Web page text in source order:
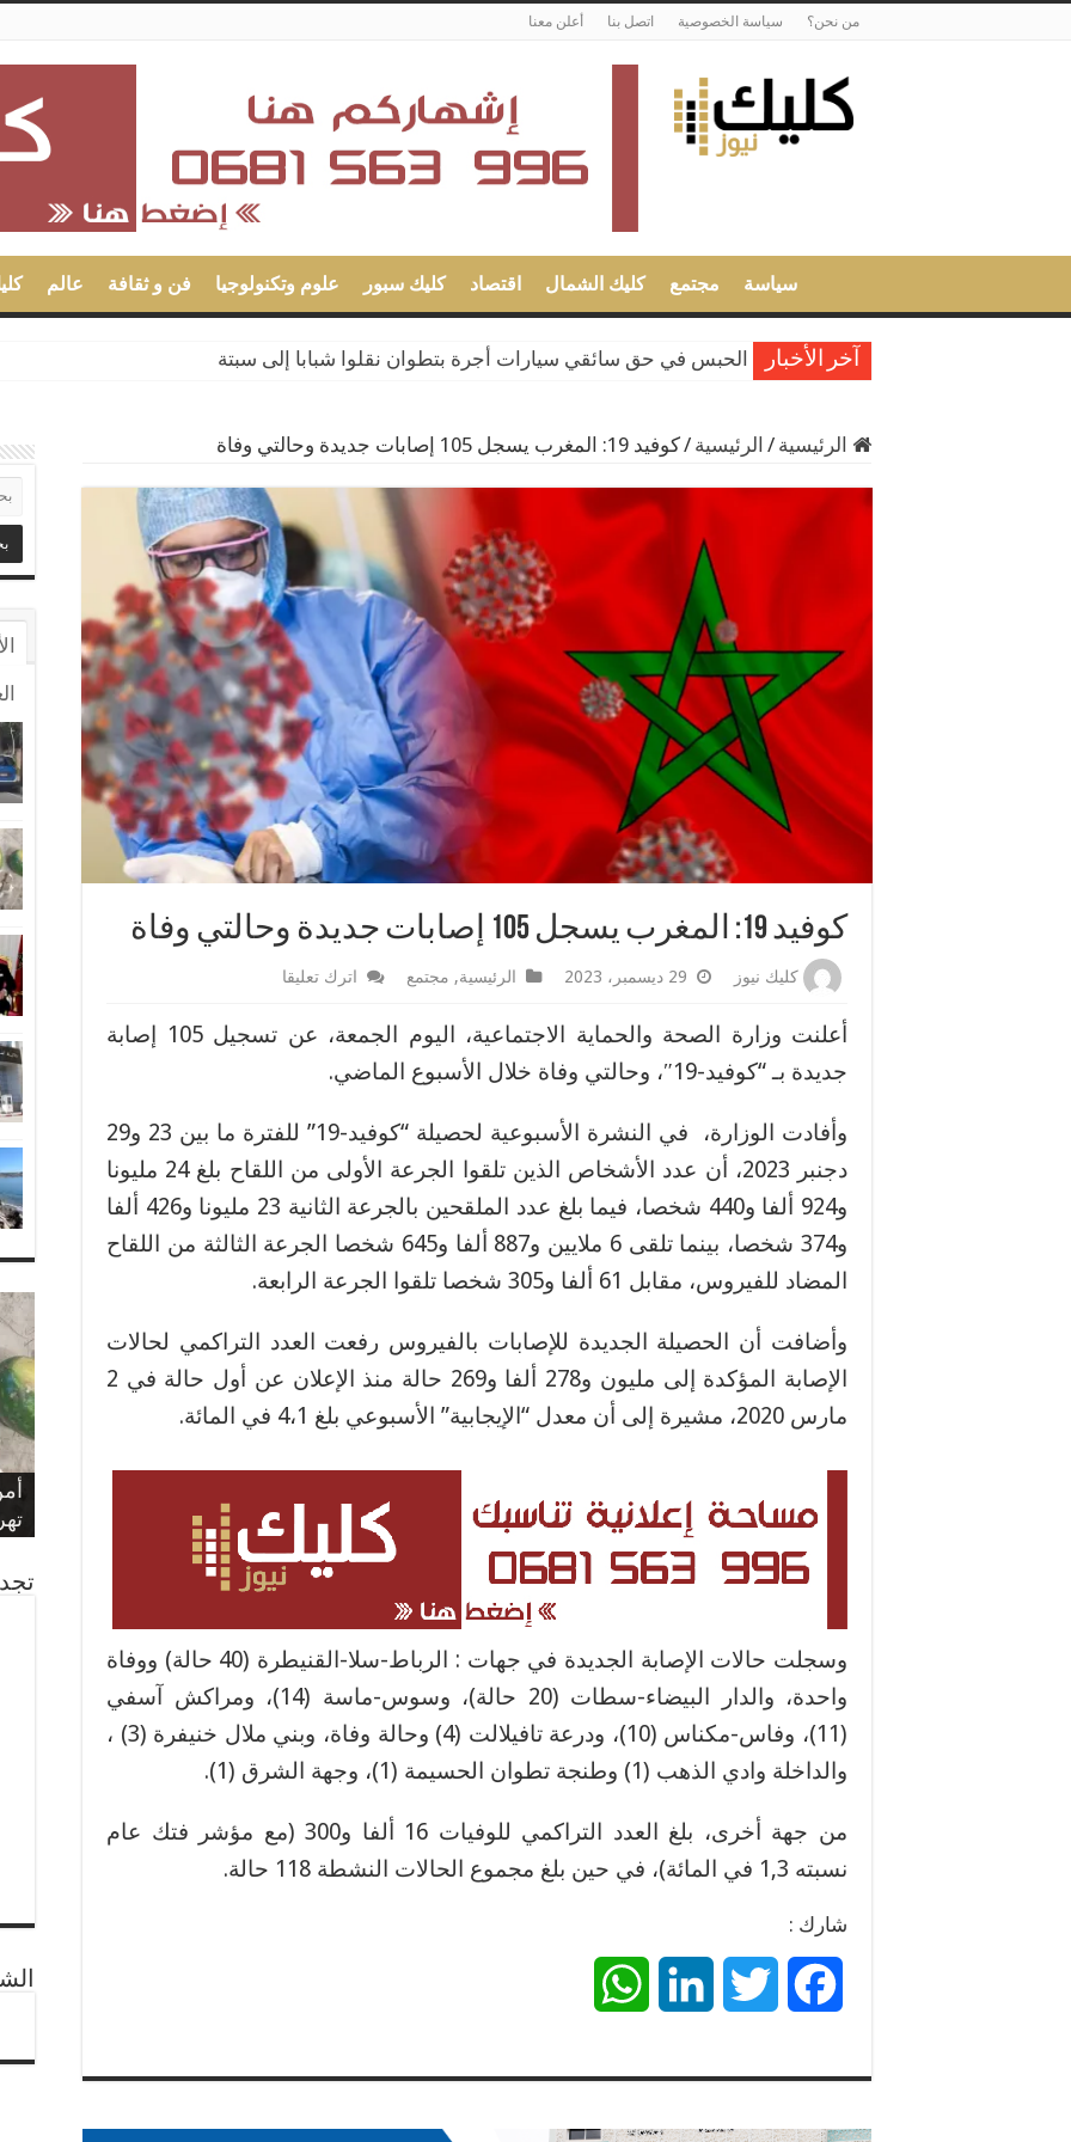
من نحن؟ سياسة الخصوصية اتصل بنا أعلن معنا
سياسة مجتمع كليك الشمال اقتصاد كليك سبور علوم وتكنولوجيا فن و ثقافة عالم
آخر الأخبار الحبس في حق سائقي سيارات أجرة بتطوان نقلوا شبابا إلى سبتة
الرئيسية / الرئيسية /كوفيد 19: المغرب يسجل 105 إصابات جديدة وحالتي وفاة
كوفيد 19: المغرب يسجل 105 إصابات جديدة وحالتي وفاة
كليك نيوز 29 ديسمبر، 2023 الرئيسية, مجتمع اترك تعليقا
أعلنت وزارة الصحة والحماية الاجتماعية، اليوم الجمعة، عن تسجيل 105 إصابة
جديدة بـ “كوفيد-19″، وحالتي وفاة خلال الأسبوع الماضي.
وأفادت الوزارة، في النشرة الأسبوعية لحصيلة “كوفيد-19” للفترة ما بين 23 و29
دجنبر 2023، أن عدد الأشخاص الذين تلقوا الجرعة الأولى من اللقاح بلغ 24 مليونا
و924 ألفا و440 شخصا، فيما بلغ عدد الملقحين بالجرعة الثانية 23 مليونا و426 ألفا
و374 شخصا، بينما تلقى 6 ملايين و887 ألفا و645 شخصا الجرعة الثالثة من اللقاح
المضاد للفيروس، مقابل 61 ألفا و305 شخصا تلقوا الجرعة الرابعة.
وأضافت أن الحصيلة الجديدة للإصابات بالفيروس رفعت العدد التراكمي لحالات
الإصابة المؤكدة إلى مليون و278 ألفا و269 حالة منذ الإعلان عن أول حالة في 2
مارس 2020، مشيرة إلى أن معدل “الإيجابية” الأسبوعي بلغ 4،1 في المائة.
وسجلت حالات الإصابة الجديدة في جهات : الرباط-سلا-القنيطرة (40 حالة) ووفاة
واحدة، والدار البيضاء-سطات (20 حالة)، وسوس-ماسة (14)، ومراكش آسفي
(11)، وفاس-مكناس (10)، ودرعة تافيلالت (4) وحالة وفاة، وبني ملال خنيفرة (3) ،
والداخلة وادي الذهب (1) وطنجة تطوان الحسيمة (1)، وجهة الشرق (1).
من جهة أخرى، بلغ العدد التراكمي للوفيات 16 ألفا و300 (مع مؤشر فتك عام
نسبته 1,3 في المائة)، في حين بلغ مجموع الحالات النشطة 118 حالة.
شارك :
تهريب